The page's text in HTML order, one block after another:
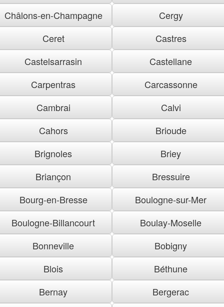
Châlons-en-Champagne
Cergy
Ceret
Castres
Castelsarrasin
Castellane
Carpentras
Carcassonne
Cambrai
Calvi
Cahors
Brioude
Brignoles
Briey
Briançon
Bressuire
Bourg-en-Bresse
Boulogne-sur-Mer
Boulogne-Billancourt
Boulay-Moselle
Bonneville
Bobigny
Blois
Béthune
Bernay
Bergerac